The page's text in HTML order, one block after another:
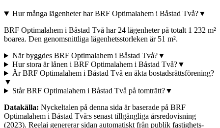
Hur många lägenheter har BRF Optimalahem i Båstad Två?▼
BRF Optimalahem i Båstad Två har 24 lägenheter på totalt 1 232 m²
boarea. Den genomsnittliga lägenhetsstorleken är 51 m².
När byggdes BRF Optimalahem i Båstad Två?▼
Hur stora är lånen i BRF Optimalahem i Båstad Två?▼
Är BRF Optimalahem i Båstad Två en äkta bostadsrättsförening?
▼
Står BRF Optimalahem i Båstad Två på tomträtt?▼
Datakälla: Nyckeltalen på denna sida är baserade på BRF
Optimalahem i Båstad Två:s senast tillgängliga årsredovisning
(2023). Reelai genererar sidan automatiskt från publik fastighets-